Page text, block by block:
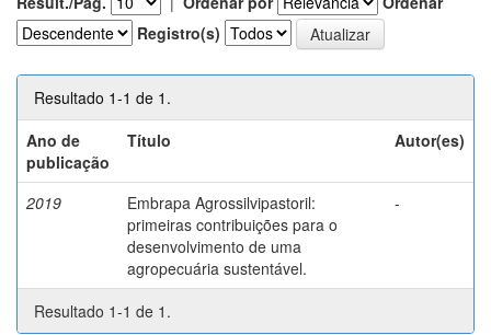
Registro(s)
Resultado 1-1 de 1.
Ano de
publicação
Título Autor(es)
2019
Embrapa Agrossilvipastoril:
primeiras contribuições para o
desenvolvimento de uma
agropecuária sustentável.
-
Resultado 1-1 de 1.